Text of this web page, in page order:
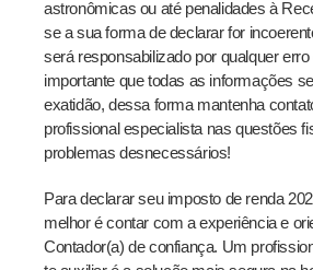
astronômicas ou até penalidades à
se a sua forma de declarar for
será responsabilizado por qualquer
importante que todas as informações
exatidão, dessa forma mantenha
profissional especialista nas questões
problemas desnecessários!
Para declarar seu imposto de renda
melhor é contar com a experiência e
Contador(a) de confiança. Um